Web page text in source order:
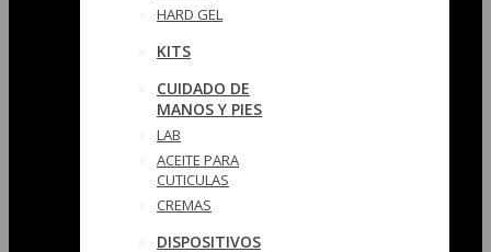
HARD GEL
KITS
CUIDADO DE
MANOS Y PIES
LAB
ACEITE PARA
CUTICULAS
CREMAS
DISPOSITIVOS